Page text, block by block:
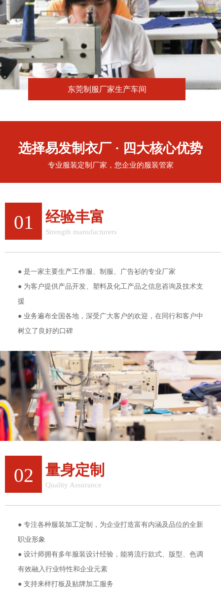
东莞制服厂家生产车间
选择易发制衣厂 · 四大核心优势
专业服装定制厂家，您企业的服装管家
01 经验丰富
Strength manufacturers
● 是一家主要生产工作服、制服、广告衫的专业厂家
● 为客户提供产品开发、塑料及化工产品之信息咨询及技术支
援
● 业务遍布全国各地，深受广大客户的欢迎，在同行和客户中
树立了良好的口碑
02 量身定制
Quality Assurance
● 专注各种服装加工定制，为企业打造富有内涵及品位的全新
职业形象
● 设计师拥有多年服装设计经验，能将流行款式、版型、色调
有效融入行业特性和企业元素
● 支持来样打板及贴牌加工服务